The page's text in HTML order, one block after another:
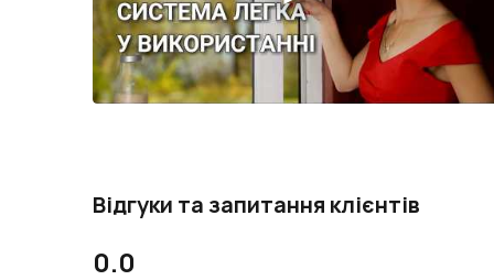
Відгуки та запитання клієнтів
0.0